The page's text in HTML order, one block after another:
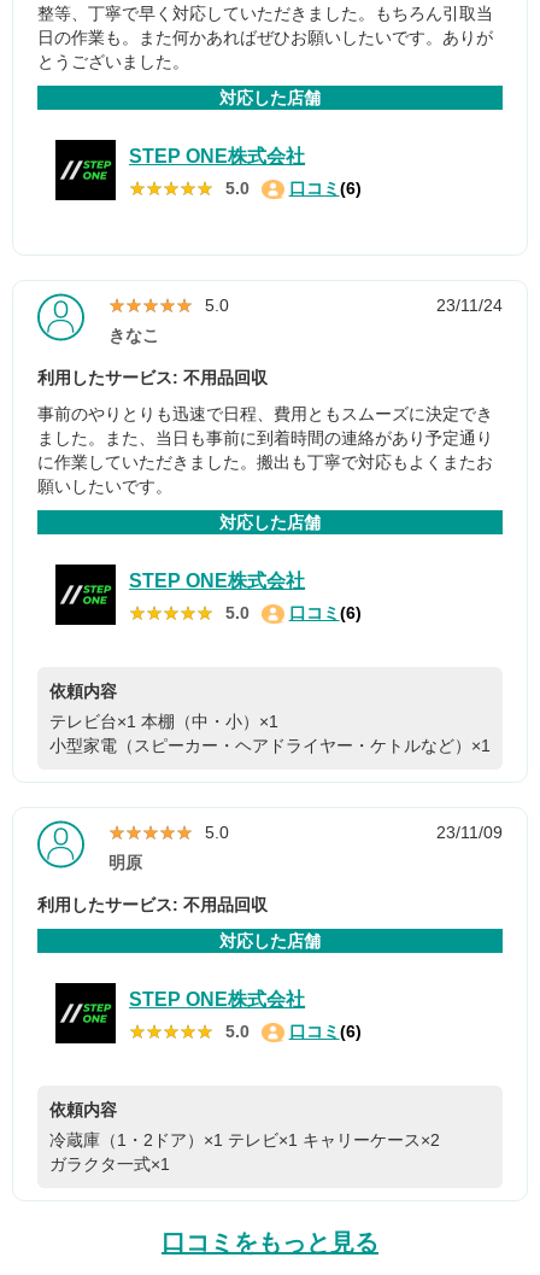
整等、丁寧で早く対応していただきました。もちろん引取当
日の作業も。また何かあればぜひお願いしたいです。ありが
とうございました。
対応した店舗
STEP ONE株式会社
★★★★★
★★★★★ 5.0 口コミ (6)
★★★★★
★★★★★ 5.0
23/11/24
きなこ
利用したサービス: 不用品回収
事前のやりとりも迅速で日程、費用ともスムーズに決定でき
ました。また、当日も事前に到着時間の連絡があり予定通り
に作業していただきました。搬出も丁寧で対応もよくまたお
願いしたいです。
対応した店舗
STEP ONE株式会社
★★★★★
★★★★★ 5.0 口コミ (6)
依頼内容
テレビ台×1 本棚（中・小）×1
小型家電（スピーカー・ヘアドライヤー・ケトルなど）×1
★★★★★
★★★★★ 5.0
23/11/09
明原
利用したサービス: 不用品回収
対応した店舗
STEP ONE株式会社
★★★★★
★★★★★ 5.0 口コミ (6)
依頼内容
冷蔵庫（1・2ドア）×1 テレビ×1 キャリーケース×2
ガラクタ一式×1
口コミをもっと見る